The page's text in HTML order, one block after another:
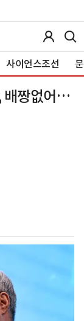
사이언스조선
배짱없어…